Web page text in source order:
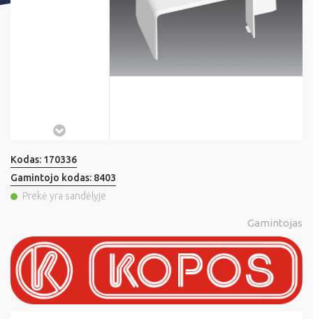
Kodas: 170336
Gamintojo kodas: 8403
Prekė yra sandėlyje
Gamintojas